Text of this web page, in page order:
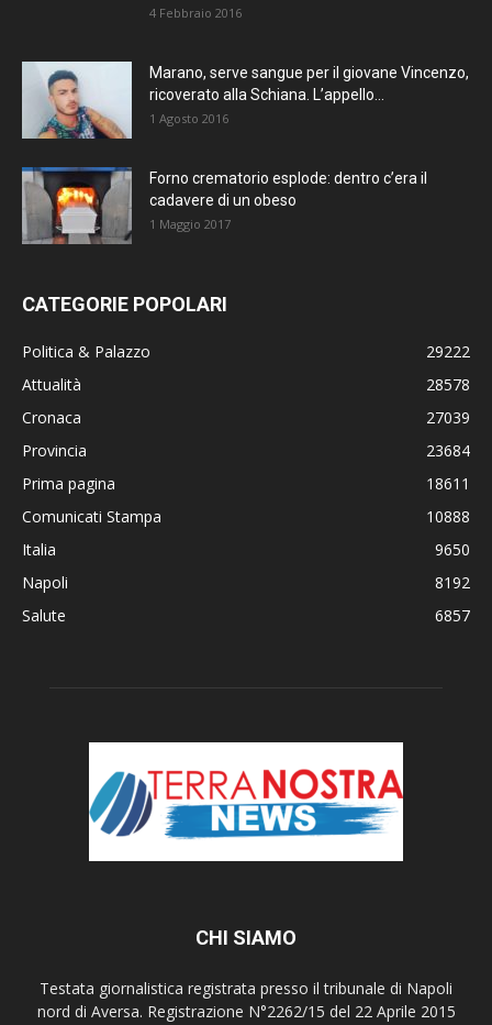
4 Febbraio 2016
Marano, serve sangue per il giovane Vincenzo,
ricoverato alla Schiana. L’appello...
1 Agosto 2016
Forno crematorio esplode: dentro c’era il
cadavere di un obeso
1 Maggio 2017
CATEGORIE POPOLARI
Politica & Palazzo
29222
Attualità
28578
Cronaca
27039
Provincia
23684
Prima pagina
18611
Comunicati Stampa
10888
Italia
9650
Napoli
8192
Salute
6857
CHI SIAMO
Testata giornalistica registrata presso il tribunale di Napoli
nord di Aversa. Registrazione N°2262/15 del 22 Aprile 2015